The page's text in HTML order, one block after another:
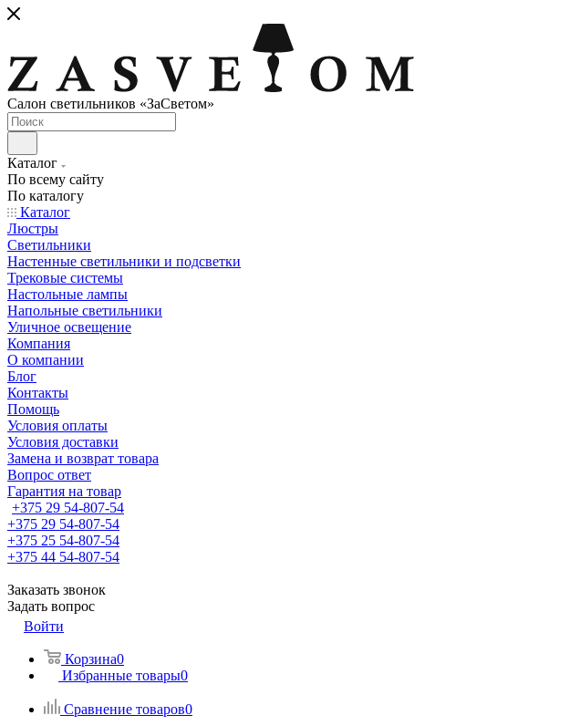
Cалон светильников «ЗаСветом»
Каталог
По всему сайту
По каталогу
Каталог
Люстры
Светильники
Настенные светильники и подсветки
Трековые системы
Настольные лампы
Напольные светильники
Уличное освещение
Компания
О компании
Блог
Контакты
Помощь
Условия оплаты
Условия доставки
Замена и возврат товара
Вопрос ответ
Гарантия на товар
+375 29 54-807-54
+375 29 54-807-54
+375 25 54-807-54
+375 44 54-807-54
Заказать звонок
Задать вопрос
Войти
Корзина0
Избранные товары0
Сравнение товаров0